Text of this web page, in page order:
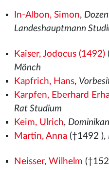
In-Albon, Simon,
Landeshauptmann
Kaiser, Jodocus (1492)
Mönch
Kapfrich, Hans,
Karpfen, Eberhard
Rat Studium
Keim, Ulrich,
Martin, Anna(†1492 ),
Neisser, Wilhelm